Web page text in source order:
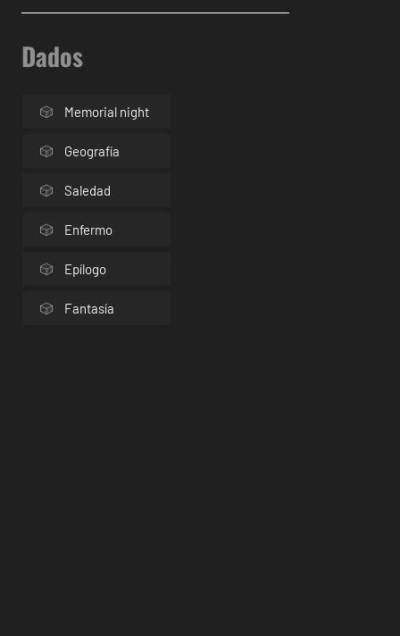
Dados
Memorial night
Geografía
Saledad
Enfermo
Epílogo
Fantasía